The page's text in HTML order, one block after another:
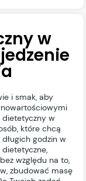
w
i smak, aby
dietetyczny w
które chcą
godzin w
względu na to,
zbudować masę